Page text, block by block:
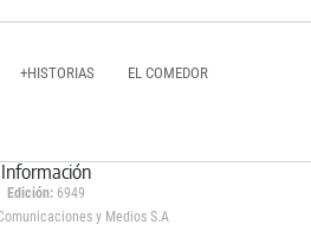
+HISTORIAS EL COMEDOR
Información
Edición: 6949
y Medios S.A